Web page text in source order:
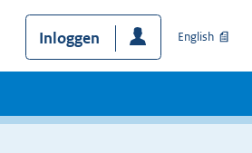
Inloggen English